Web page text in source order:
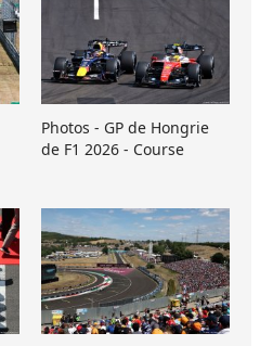
Photos - GP de Hongrie
de F1 2026 - Course